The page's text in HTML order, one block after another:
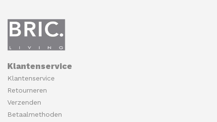
Klantenservice
Klantenservice
Retourneren
Verzenden
Betaalmethoden